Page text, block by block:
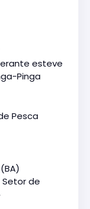
esteve
Pinga
Pesca
Setor de